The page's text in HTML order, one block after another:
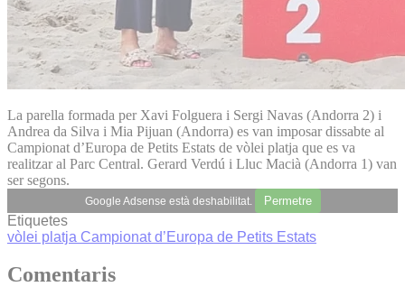
La parella formada per Xavi Folguera i Sergi Navas (Andorra 2) i
Andrea da Silva i Mia Pijuan (Andorra) es van imposar dissabte al
Campionat d’Europa de Petits Estats de vòlei platja que es va
realitzar al Parc Central. Gerard Verdú i Lluc Macià (Andorra 1) van
ser segons.
Google Adsense està deshabilitat. Permetre
Etiquetes
vòlei platja Campionat d’Europa de Petits Estats
Comentaris